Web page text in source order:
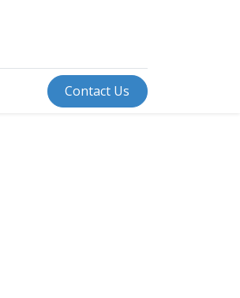
Contact Us